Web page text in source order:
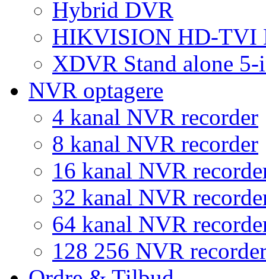
Hybrid DVR
HIKVISION HD-TVI
XDVR Stand alone 5-
NVR optagere
4 kanal NVR recorder
8 kanal NVR recorder
16 kanal NVR
32 kanal NVR
64 kanal NVR
128 256 NVR